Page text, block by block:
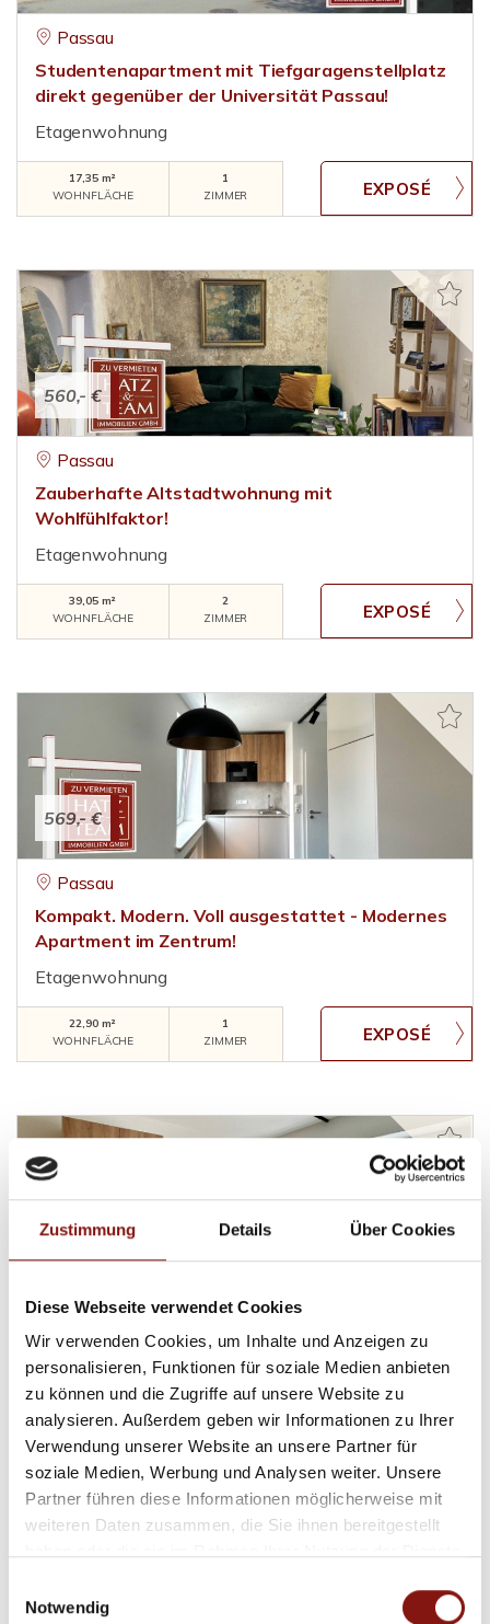
Zustimmung Details Über Cookies
Diese Webseite verwendet Cookies
Wir verwenden Cookies, um Inhalte und Anzeigen zu
personalisieren, Funktionen für soziale Medien anbieten
zu können und die Zugriffe auf unsere Website zu
analysieren. Außerdem geben wir Informationen zu Ihrer
Verwendung unserer Website an unsere Partner für
soziale Medien, Werbung und Analysen weiter. Unsere
Partner führen diese Informationen möglicherweise mit
weiteren Daten zusammen, die Sie ihnen bereitgestellt
Notwendig
Passau
Studentenapartment mit Tiefgaragenstellplatz
direkt gegenüber der Universität Passau!
Etagenwohnung
17,35 m²
WOHNFLÄCHE
1
ZIMMER
560,- €
Passau
Zauberhafte Altstadtwohnung mit
Wohlfühlfaktor!
Etagenwohnung
39,05 m²
WOHNFLÄCHE
2
ZIMMER
569,- €
Passau
Kompakt. Modern. Voll ausgestattet - Modernes
Apartment im Zentrum!
Etagenwohnung
22,90 m²
WOHNFLÄCHE
1
ZIMMER
598,- €
Passau
Kompakt. Modern. Voll ausgestattet - Modernes
Apartment im Zentrum!
Etagenwohnung
27,19 m²
WOHNFLÄCHE
1